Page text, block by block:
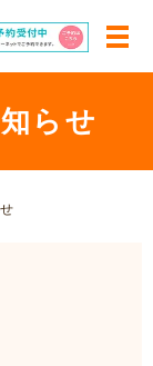
らせ